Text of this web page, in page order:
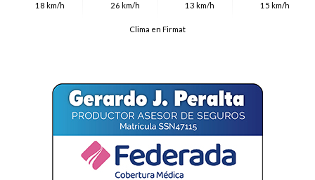
18 km/h
26 km/h
13 km/h
15 km/h
Clima en Firmat